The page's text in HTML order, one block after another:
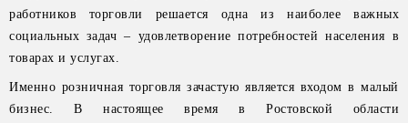
работников торговли решается одна из наиболее важных
социальных задач – удовлетворение потребностей населения в
товарах и услугах.
Именно розничная торговля зачастую является входом в малый
бизнес. В настоящее время в Ростовской области